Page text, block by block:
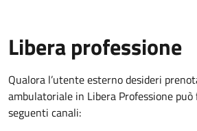
Libera professione
Qualora l’utente esterno desideri
ambulatoriale in Libera Professione
seguenti canali: